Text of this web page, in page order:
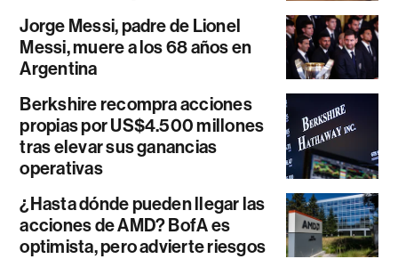
Jorge Messi, padre de Lionel
Messi, muere a los 68 años en
Argentina
Berkshire recompra acciones
propias por US$4.500 millones
tras elevar sus ganancias
operativas
¿Hasta dónde pueden llegar las
acciones de AMD? BofA es
optimista, pero advierte riesgos